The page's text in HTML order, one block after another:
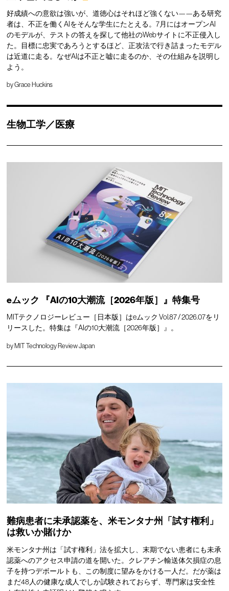
好成績への意欲は強いが、道徳心はそれほど強くない——ある研究
者は、不正を働くAIをそんな学生にたとえる。7月にはオープンAI
のモデルが、テストの答えを探して他社のWebサイトに不正侵入し
た。目標に忠実であろうとするほど、正攻法で行き詰まったモデル
は近道に走る。なぜAIは不正と嘘に走るのか、その仕組みを説明し
よう。
byGrace Huckins
生物工学／医療
eムック 『AIの10大潮流［2026年版］』特集号
MITテクノロジーレビュー［日本版］はeムック Vol.87 / 2026.07をリ
リースした。特集は『AIの10大潮流［2026年版］』。
by MIT Technology Review Japan
難病患者に未承認薬を、米モンタナ州「試す権利」
は救いか賭けか
米モンタナ州は「試す権利」法を拡大し、末期でない患者にも未承
認薬へのアクセス申請の道を開いた。クレアチン輸送体欠損症の息
子を持つデボールトも、この制度に望みをかける一人だ。だが薬は
まだ48人の健康な成人でしか試験されておらず、専門家は安全性